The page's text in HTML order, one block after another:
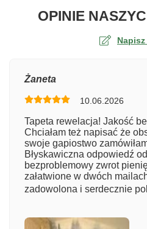
OPINIE
Numer zamówienia
Imię
Żaneta
10.06.2026
Tapeta rewelacja! Jakość
Chciałam też napisać że
swoje gapiostwo
Błyskawiczna odpowiedź
bezproblemowy zwrot
załatwione w dwóch
zadowolona i serdecznie